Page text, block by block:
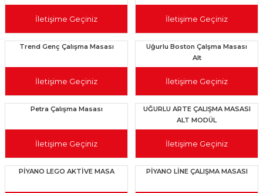
İletişime Geçiniz İletişime Geçiniz
Trend Genç Çalışma Masası
İletişime Geçiniz
Uğurlu Boston Çalşma Masası
Alt
İletişime Geçiniz
Petra Çalışma Masası
İletişime Geçiniz
UĞURLU ARTE ÇALIŞMA MASASI
ALT MODÜL
İletişime Geçiniz
PİYANO LEGO AKTİVE MASA PİYANO LİNE ÇALIŞMA MASASI